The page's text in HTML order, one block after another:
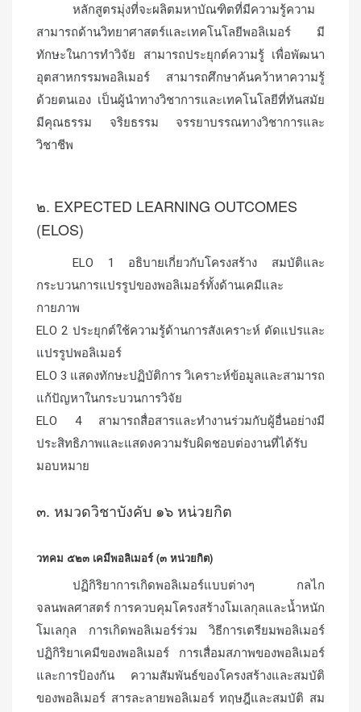
หลักสูตรมุ่งที่จะผลิตมหาบัณฑิตที่มีความรู้ความ
สามารถด้านวิทยาศาสตร์และเทคโนโลยีพอลิเมอร์ มี
ทักษะในการทำวิจัย สามารถประยุกต์ความรู้ เพื่อพัฒนา
อุตสาหกรรมพอลิเมอร์ สามารถศึกษาค้นคว้าหาความรู้
ด้วยตนเอง เป็นผู้นำทางวิชาการและเทคโนโลยีที่ทันสมัย
มีคุณธรรม จริยธรรม จรรยาบรรณทางวิชาการและ
วิชาชีพ
๒. EXPECTED LEARNING OUTCOMES
(ELOS)
ELO 1 อธิบายเกี่ยวกับโครงสร้าง สมบัติและ
กระบวนการแปรรูปของพอลิเมอร์ทั้งด้านเคมีและ
กายภาพ
ELO 2 ประยุกต์ใช้ความรู้ด้านการสังเคราะห์ ดัดแปรและ
แปรรูปพอลิเมอร์
ELO 3 แสดงทักษะปฏิบัติการ วิเคราะห์ข้อมูลและสามารถ
แก้ปัญหาในกระบวนการวิจัย
ELO 4 สามารถสื่อสารและทำงานร่วมกับผู้อื่นอย่างมี
ประสิทธิภาพและแสดงความรับผิดชอบต่องานที่ได้รับ
มอบหมาย
๓. หมวดวิชาบังคับ ๑๖ หน่วยกิต
วทคม ๕๒๓ เคมีพอลิเมอร์ (๓ หน่วยกิต)
ปฏิกิริยาการเกิดพอลิเมอร์แบบต่างๆ กลไก
จลนพลศาสตร์ การควบคุมโครงสร้างโมเลกุลและน้ำหนัก
โมเลกุล การเกิดพอลิเมอร์ร่วม วิธีการเตรียมพอลิเมอร์
ปฏิกิริยาเคมีของพอลิเมอร์ การเสื่อมสภาพของพอลิเมอร์
และการป้องกัน ความสัมพันธ์ของโครงสร้างและสมบัติ
ของพอลิเมอร์ สารละลายพอลิเมอร์ ทฤษฎีและสมบัติ สม